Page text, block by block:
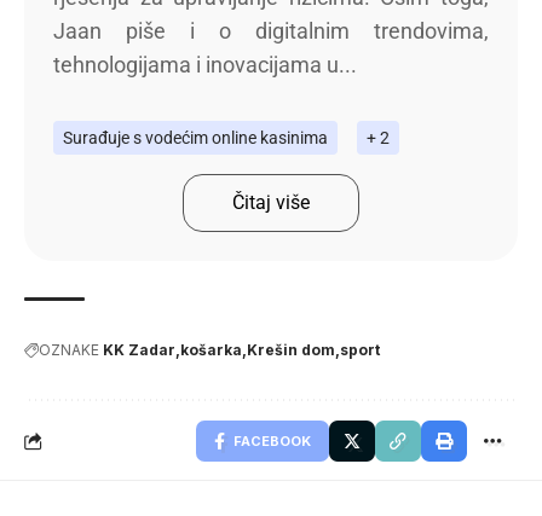
Jaan piše i o digitalnim trendovima,
tehnologijama i inovacijama u...
Surađuje s vodećim online kasinima + 2
Čitaj više
OZNAKE KK Zadar košarka Krešin dom sport
FACEBOOK